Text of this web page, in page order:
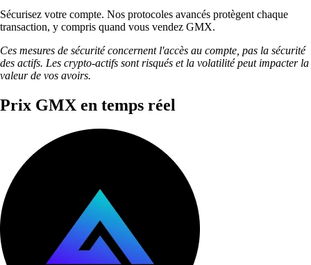
Sécurisez votre compte. Nos protocoles avancés protègent chaque
transaction, y compris quand vous vendez GMX.
Ces mesures de sécurité concernent l'accès au compte, pas la sécurité
des actifs. Les crypto-actifs sont risqués et la volatilité peut impacter la
valeur de vos avoirs.
Prix GMX en temps réel